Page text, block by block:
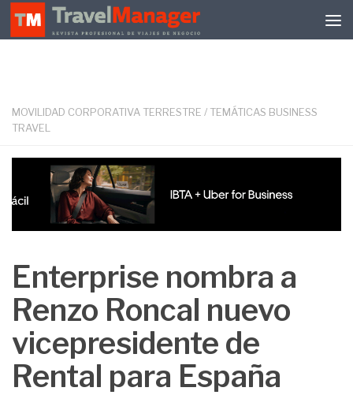
Debajo del contenido
MOVILIDAD CORPORATIVA TERRESTRE / TEMÁTICAS BUSINESS
TRAVEL
Enterprise nombra a
Renzo Roncal nuevo
vicepresidente de
Rental para España